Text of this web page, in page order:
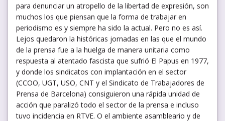
para denunciar un atropello de la libertad de expresión, son
muchos los que piensan que la forma de trabajar en
periodismo es y siempre ha sido la actual. Pero no es así.
Lejos quedaron la históricas jornadas en las que el mundo
de la prensa fue a la huelga de manera unitaria como
respuesta al atentado fascista que sufrió El Papus en 1977,
y donde los sindicatos con implantación en el sector
(CCOO, UGT, USO, CNT y el Sindicato de Trabajadores de
Prensa de Barcelona) consiguieron una rápida unidad de
acción que paralizó todo el sector de la prensa e incluso
tuvo incidencia en RTVE. O el ambiente asambleario y de